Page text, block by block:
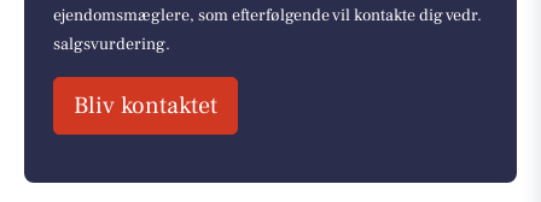
ejendomsmæglere, som efterfølgende vil kontakte dig vedr.
salgsvurdering.
Bliv kontaktet